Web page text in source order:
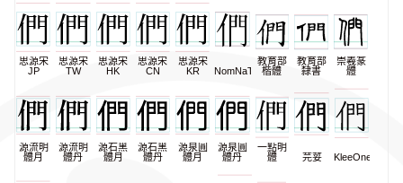
思源宋
JP
思源宋
TW
思源宋
HK
思源宋
CN
思源宋
KR
NomNaTong
教育部
楷體
教育部
隸書
崇羲篆
體
源流明
體月
源流明
體丹
源石黑
體月
源石黑
體丹
源泉圓
體月
源泉圓
體丹
一點明
體
芫荽 KleeOne